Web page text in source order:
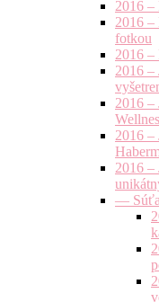
2016 –
2016 –
fotkou
2016 –
2016 –
2016 –
2016 –
2016 –
—